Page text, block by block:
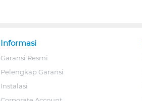
Informasi
Garansi Resmi
Pelengkap Garansi
Instalasi